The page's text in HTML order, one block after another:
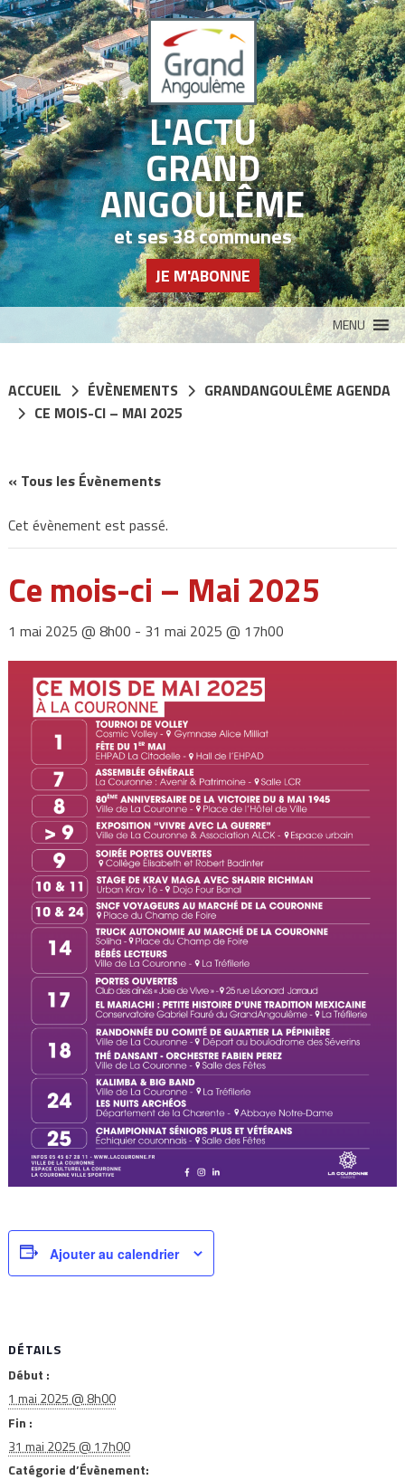
L'ACTU
GRAND
ANGOULÊME
et ses 38 communes
JE M'ABONNE
MENU
ACCUEIL ÉVÈNEMENTS
GRANDANGOULÊME AGENDA
CE MOIS-CI – MAI 2025
« Tous les Évènements
Cet évènement est passé.
Ce mois-ci – Mai 2025
1 mai 2025 @ 8h00 - 31 mai 2025 @ 17h00
Ajouter au calendrier
DÉTAILS
Début :
1 mai 2025 @ 8h00
Fin :
31 mai 2025 @ 17h00
Catégorie d’Évènement:
Panneau de gestion des cookies